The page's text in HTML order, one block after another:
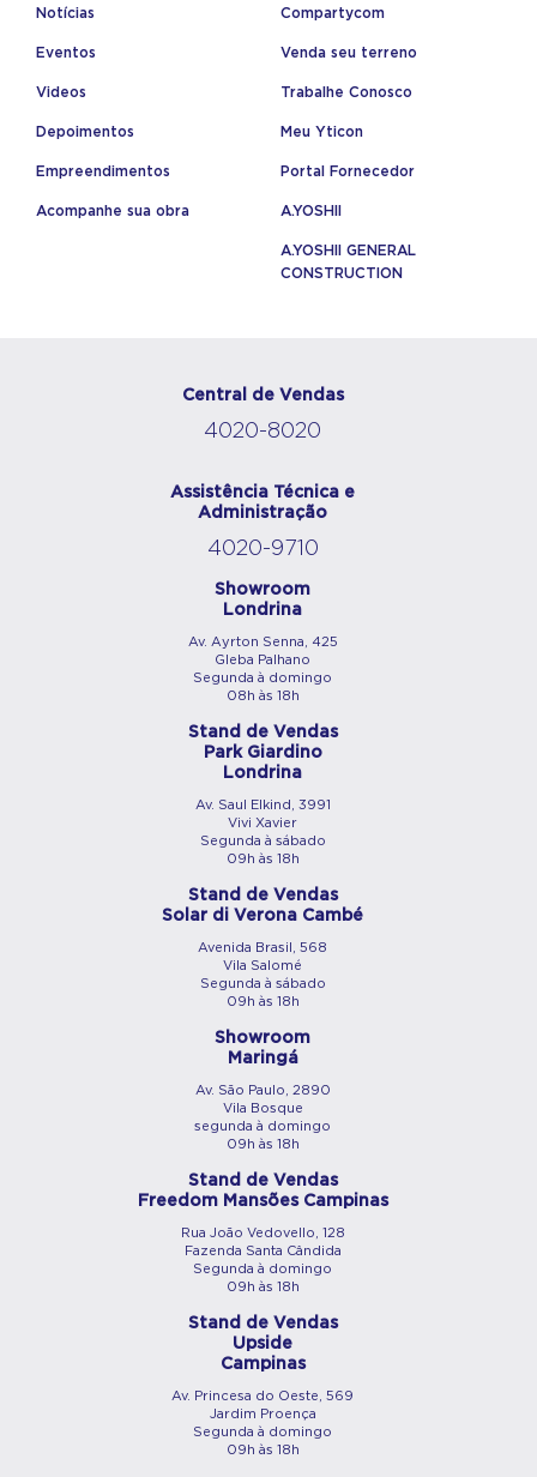
Notícias
Eventos
Videos
Depoimentos
Empreendimentos
Acompanhe sua obra
Compartycom
Venda seu terreno
Trabalhe Conosco
Meu Yticon
Portal Fornecedor
A.YOSHII
A.YOSHII GENERAL
CONSTRUCTION
Central de Vendas
4020-8020
Assistência Técnica e
Administração
4020-9710
Showroom
Londrina
Av. Ayrton Senna, 425
Gleba Palhano
Segunda à domingo
08h às 18h
Stand de Vendas
Park Giardino
Londrina
Av. Saul Elkind, 3991
Vivi Xavier
Segunda à sábado
09h às 18h
Stand de Vendas
Solar di Verona Cambé
Avenida Brasil, 568
Vila Salomé
Segunda à sábado
09h às 18h
Showroom
Maringá
Av. São Paulo, 2890
Vila Bosque
segunda à domingo
09h às 18h
Stand de Vendas
Freedom Mansões Campinas
Rua João Vedovello, 128
Fazenda Santa Cândida
Segunda à domingo
09h às 18h
Stand de Vendas
Upside
Campinas
Av. Princesa do Oeste, 569
Jardim Proença
Segunda à domingo
09h às 18h